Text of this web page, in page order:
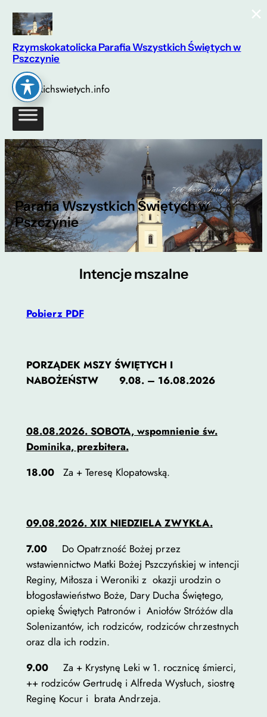
Przejdź
do
treści
Rzymskokatolicka Parafia Wszystkich Świętych w
Pszczynie
wszystkichswietych.info
Parafia Wszystkich Świętych w
Pszczynie
Intencje mszalne
Pobierz PDF
PORZĄDEK MSZY ŚWIĘTYCH I
NABOŻEŃSTW 9.08. – 16.08.2026
08.08.2026. SOBOTA, wspomnienie św.
Dominika, prezbitera.
18.00Za + Teresę Klopatowską.
09.08.2026. XIX NIEDZIELA ZWYKŁA.
7.00 Do Opatrzność Bożej przez
wstawiennictwo Matki Bożej Pszczyńskiej w intencji
Reginy, Miłosza i Weroniki z okazji urodzin o
błogosławieństwo Boże, Dary Ducha Świętego,
opiekę Świętych Patronów i Aniołów Stróżów dla
Solenizantów, ich rodziców, rodziców chrzestnych
oraz dla ich rodzin.
9.00 Za + Krystynę Leki w 1. rocznicę śmierci,
++ rodziców Gertrudę i Alfreda Wysłuch, siostrę
Reginę Kocur i brata Andrzeja.
×
Konieczne
Te pliki cookie
do
internetowej.
Statystyka
poprawić
funkcjonalność
i strukturę
strony
internetowej,
na podstawie
tego, jak
używana.
Doświadczenie